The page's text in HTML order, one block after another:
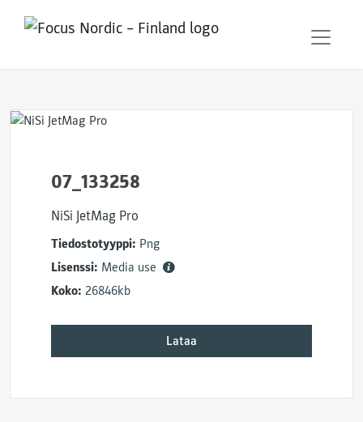
07_133258
NiSi JetMag Pro
Tiedostotyyppi: Png
Lisenssi: Media use
Koko: 26846kb
Lataa